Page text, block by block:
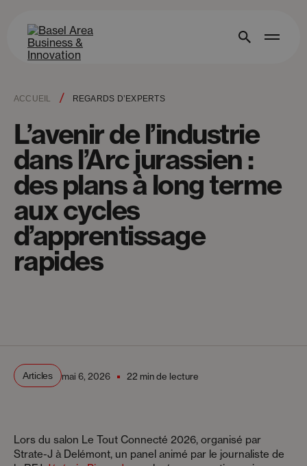
ACCUEIL / REGARDS D’EXPERTS
L’avenir de l’industrie
dans l’Arc jurassien :
des plans à long terme
aux cycles
d’apprentissage
rapides
Articles mai 6, 2026 22 min de lecture
Lors du salon Le Tout Connecté 2026, organisé par
Strate-J à Delémont, un panel animé par le journaliste de